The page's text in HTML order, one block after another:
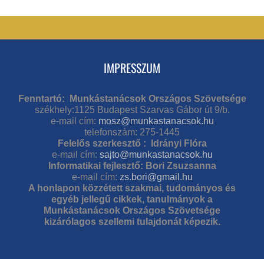
IMPRESSZUM
Fenntartó: Munkástanácsok Országos Szövetsége
székhely:1125 Budapest Szarvas Gábor út 9/b.
e-mail cím: mosz@munkastanacsok.hu
telefonszám: 275-1445
Felelős szerkesztő : Idrányi Flóra
e-mail cím: sajto@munkastanacsok.hu
Informatikai fejlesztő: Bori Zsuzsanna
e-mail cím: zs.bori@gmail.hu
A honlapon közzétett szakmai, tudományos és
egyéb jellegű cikkek, tanulmányok a
Munkástanácsok Országos Szövetsége
kizárólagos szellemi tulajdonát képezik.